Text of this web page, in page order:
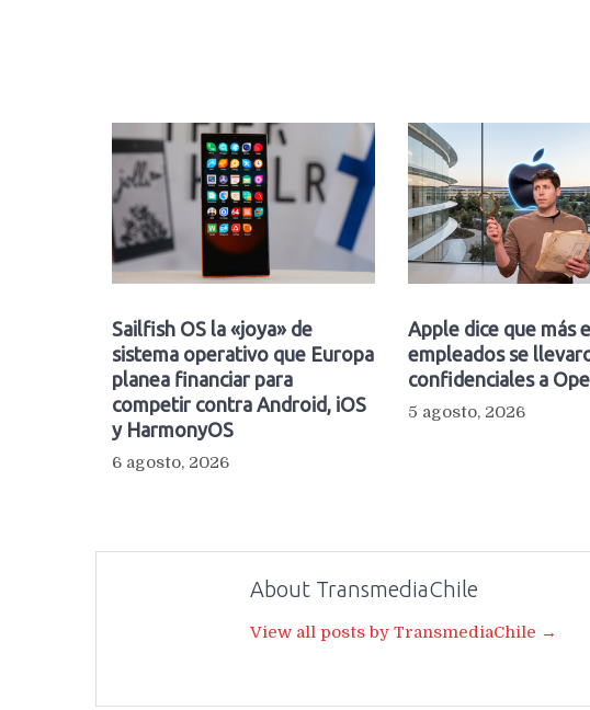
Sailfish OS la «joya» de
sistema operativo que Europa
planea financiar para
competir contra Android, iOS
y HarmonyOS
6 agosto, 2026
Apple dice que más
empleados se
confidenciales a
5 agosto, 2026
About TransmediaChile
View all posts by TransmediaChile →